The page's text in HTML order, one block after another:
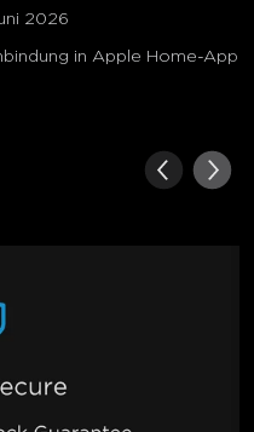
2026
in Apple Home-App